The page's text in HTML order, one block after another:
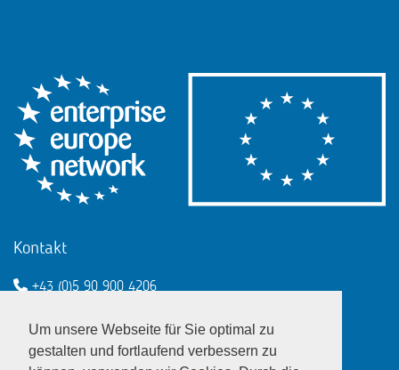
Um unsere Webseite für Sie optimal zu
gestalten und fortlaufend verbessern zu
Kontakt
+43 (0)5 90 900 4206
Enterprise Europe Network - EU